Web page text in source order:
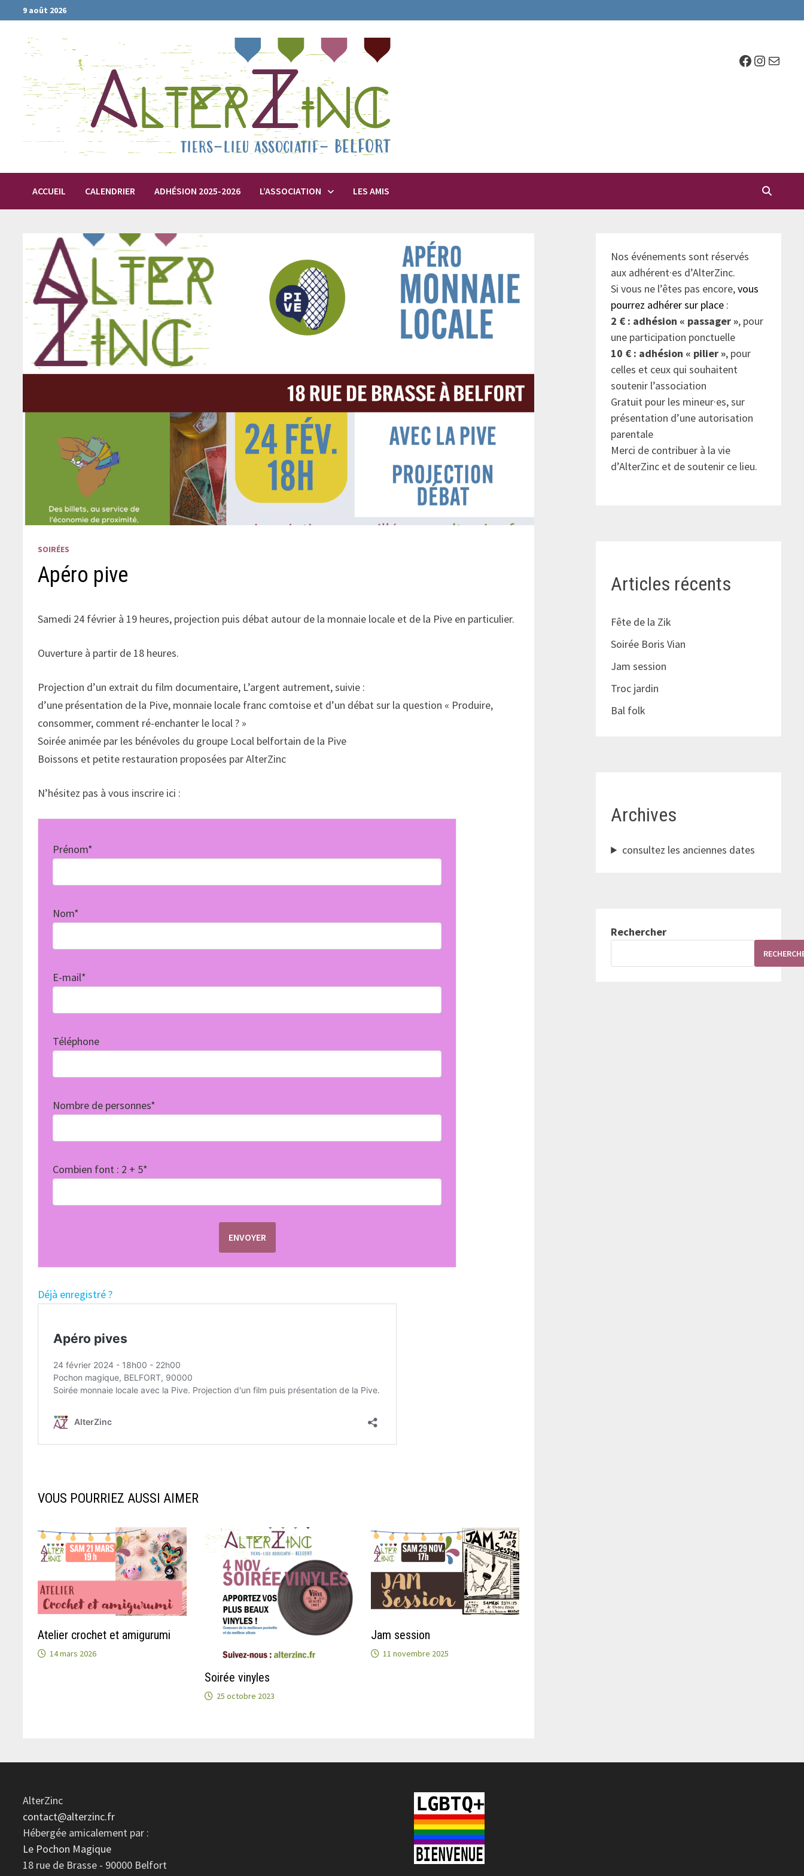
Passer
au
contenu
9 août 2026
Facebook
E-mail
ACCUEIL CALENDRIER ADHÉSION 2025-2026 L’ASSOCIATION LES AMIS
SOIRÉES
Apéro pive
Samedi 24 février à 19 heures, projection puis débat autour de la monnaie locale et de la Pive en particulier.
Ouverture à partir de 18 heures.
Projection d’un extrait du film documentaire, L’argent autrement, suivie :
d’une présentation de la Pive, monnaie locale franc comtoise et d’un débat sur la question « Produire,
consommer, comment ré-enchanter le local ? »
Soirée animée par les bénévoles du groupe Local belfortain de la Pive
Boissons et petite restauration proposées par AlterZinc
N’hésitez pas à vous inscrire ici :
Prénom*
Nom*
E-mail*
Téléphone
Nombre de personnes*
Combien font : 2 + 5*
Déjà enregistré ?
VOUS POURRIEZ AUSSI AIMER
Atelier crochet et amigurumi
14 mars 2026
Soirée vinyles
25 octobre 2023
Jam session
11 novembre 2025
Nos événements sont réservés
aux adhérent·es d’AlterZinc.
Si vous ne l’êtes pas encore,vous
pourrez adhérer sur place :
2 € : adhésion « passager », pour
une participation ponctuelle
10 € : adhésion « pilier », pour
celles et ceux qui souhaitent
soutenir l’association
Gratuit pour les mineur·es, sur
présentation d’une autorisation
parentale
Merci de contribuer à la vie
d’AlterZinc et de soutenir ce lieu.
Articles récents
Fête de la Zik
Soirée Boris Vian
Jam session
Troc jardin
Bal folk
Archives
consultez les anciennes dates
Rechercher
AlterZinc
contact@alterzinc.fr
Hébergée amicalement par :
Le Pochon Magique
18 rue de Brasse - 90000 Belfort